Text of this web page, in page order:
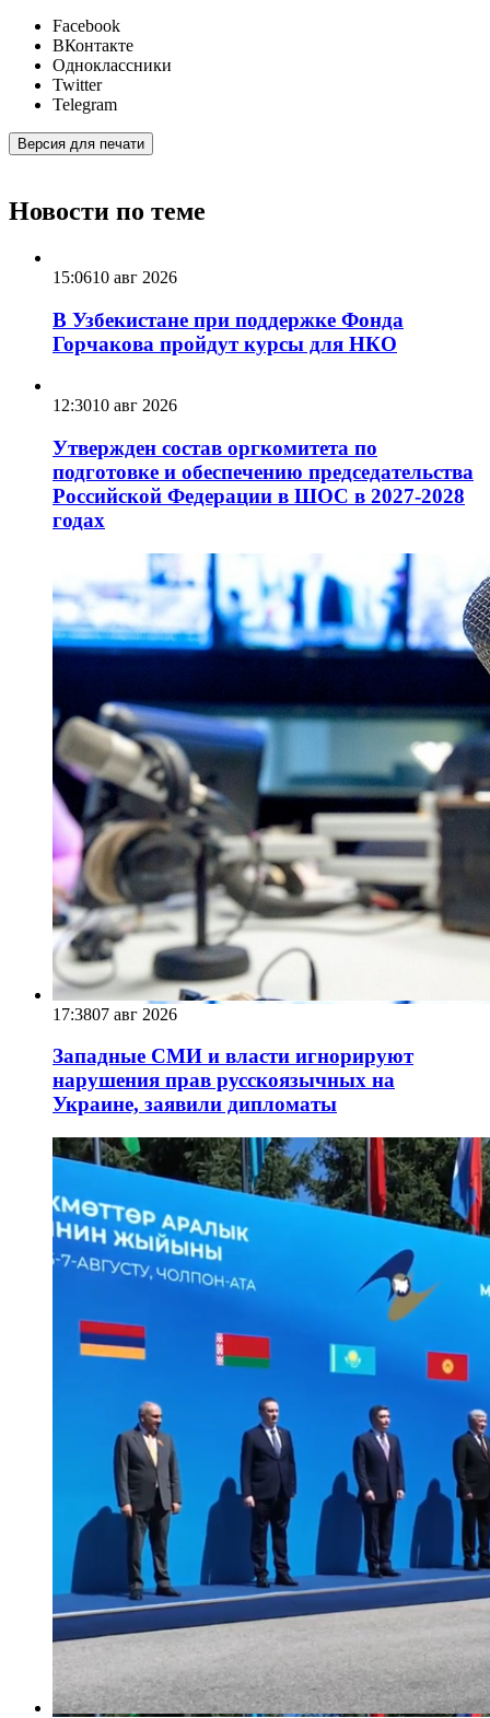
Facebook
ВКонтакте
Одноклассники
Twitter
Telegram
Версия для печати
Новости по теме
15:0610 авг 2026
В Узбекистане при поддержке Фонда
Горчакова пройдут курсы для НКО
12:3010 авг 2026
Утвержден состав оргкомитета по
подготовке и обеспечению председательства
Российской Федерации в ШОС в 2027-2028
годах
17:3807 авг 2026
Западные СМИ и власти игнорируют
нарушения прав русскоязычных на
Украине, заявили дипломаты